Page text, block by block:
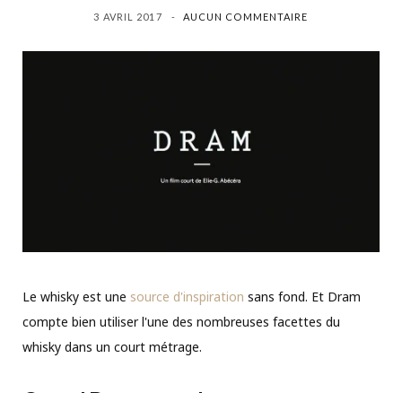
3 AVRIL 2017 AUCUN COMMENTAIRE
Le whisky est une source d'inspiration sans fond. Et Dram
compte bien utiliser l'une des nombreuses facettes du
whisky dans un court métrage.